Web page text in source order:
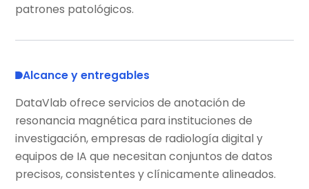
patrones patológicos.
Alcance y entregables
DataVlab ofrece servicios de anotación de
resonancia magnética para instituciones de
investigación, empresas de radiología digital y
equipos de IA que necesitan conjuntos de datos
precisos, consistentes y clínicamente alineados.